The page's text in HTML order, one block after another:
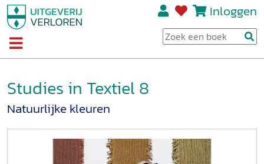
Inloggen
Studies in Textiel 8
Natuurlijke kleuren